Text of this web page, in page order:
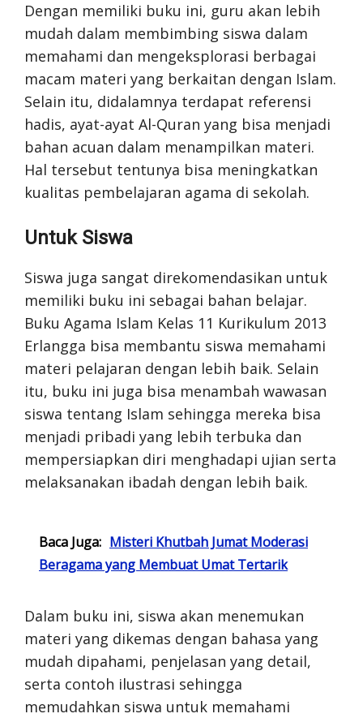
Dengan memiliki buku ini, guru akan lebih
mudah dalam membimbing siswa dalam
memahami dan mengeksplorasi berbagai
macam materi yang berkaitan dengan Islam.
Selain itu, didalamnya terdapat referensi
hadis, ayat-ayat Al-Quran yang bisa menjadi
bahan acuan dalam menampilkan materi.
Hal tersebut tentunya bisa meningkatkan
kualitas pembelajaran agama di sekolah.
Untuk Siswa
Siswa juga sangat direkomendasikan untuk
memiliki buku ini sebagai bahan belajar.
Buku Agama Islam Kelas 11 Kurikulum 2013
Erlangga bisa membantu siswa memahami
materi pelajaran dengan lebih baik. Selain
itu, buku ini juga bisa menambah wawasan
siswa tentang Islam sehingga mereka bisa
menjadi pribadi yang lebih terbuka dan
mempersiapkan diri menghadapi ujian serta
melaksanakan ibadah dengan lebih baik.
Baca Juga: Misteri Khutbah Jumat Moderasi
Beragama yang Membuat Umat Tertarik
Dalam buku ini, siswa akan menemukan
materi yang dikemas dengan bahasa yang
mudah dipahami, penjelasan yang detail,
serta contoh ilustrasi sehingga
memudahkan siswa untuk memahami